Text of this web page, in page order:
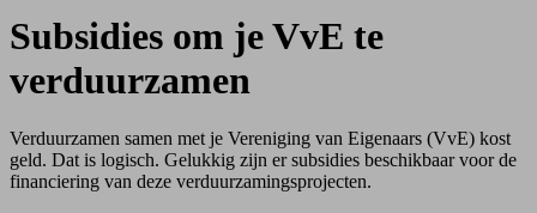
Subsidies om je VvE te
verduurzamen
Verduurzamen samen met je Vereniging van Eigenaars (VvE) kost
geld. Dat is logisch. Gelukkig zijn er subsidies beschikbaar voor de
financiering van deze verduurzamingsprojecten.